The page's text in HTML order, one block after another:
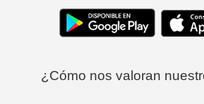
¿Cómo nos valoran